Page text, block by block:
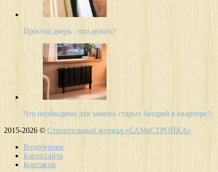
Просела дверь - что делать?
Что необходимо для замены старых батарей в квартире?
2015-2026 © Строительный журнал «САМаСТРОЙКА»
Видеоуроки
Карта сайта
Контакты